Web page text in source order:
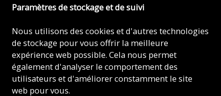
Inscrivez-vous
Paramètres de stockage et de suivi
Nous utilisons des cookies et d'autres technologies
de stockage pour vous offrir la meilleure
expérience web possible. Cela nous permet
également d'analyser le comportement des
utilisateurs et d'améliorer constamment le site
web pour vous.